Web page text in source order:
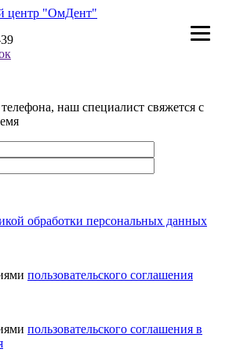
наш специалист свяжется с
обработки персональных данных
пользовательского соглашения
пользовательского соглашения в